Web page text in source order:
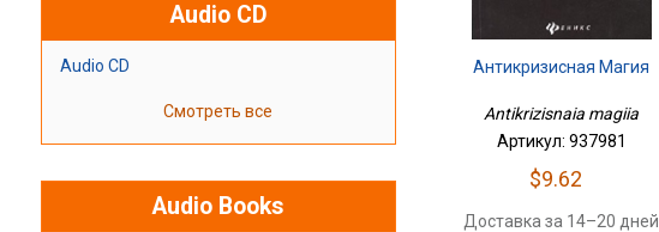
Audio CD
Audio CD
Смотреть все
Audio Books
Антикризисная Магия
Antikrizisnaia magiia
Артикул: 937981
$9.62
Доставка за 14–20 дней